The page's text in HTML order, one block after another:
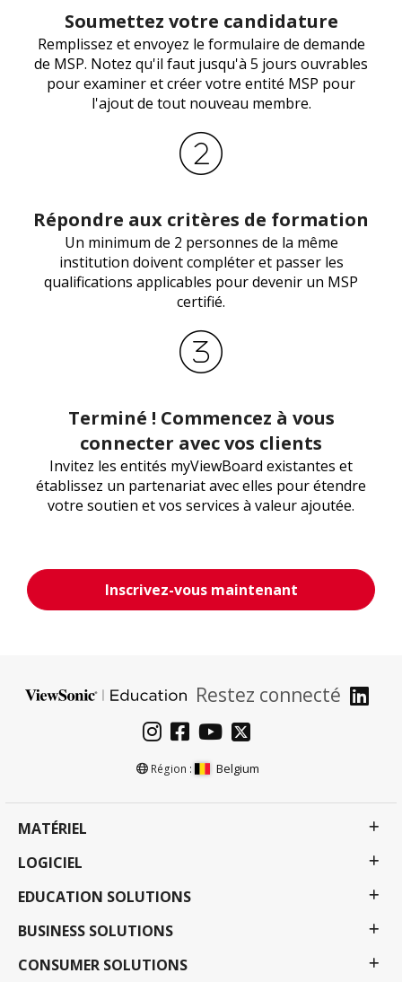
Soumettez votre candidature
Remplissez et envoyez le formulaire de demande
de MSP. Notez qu'il faut jusqu'à 5 jours ouvrables
pour examiner et créer votre entité MSP pour
l'ajout de tout nouveau membre.
Répondre aux critères de formation
Un minimum de 2 personnes de la même
institution doivent compléter et passer les
qualifications applicables pour devenir un MSP
certifié.
Terminé ! Commencez à vous
connecter avec vos clients
Invitez les entités myViewBoard existantes et
établissez un partenariat avec elles pour étendre
votre soutien et vos services à valeur ajoutée.
Inscrivez-vous maintenant
Restez connecté
Région : Belgium
MATÉRIEL
LOGICIEL
EDUCATION SOLUTIONS
BUSINESS SOLUTIONS
CONSUMER SOLUTIONS